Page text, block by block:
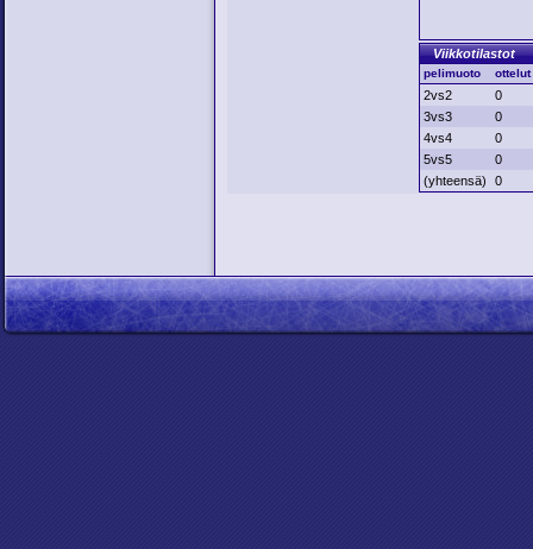
Viikkotilastot
pelimuoto ottelut
2vs2
0
3vs3
0
4vs4
0
5vs5
0
(yhteensä)
0